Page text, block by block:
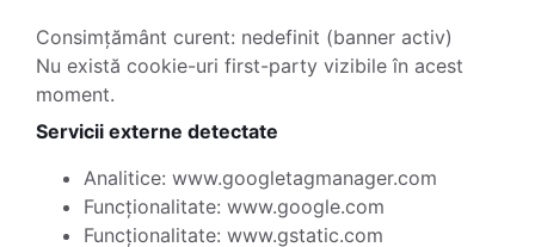
Consimțământ curent: nedefinit (banner activ)
Nu există cookie-uri first-party vizibile în acest
moment.
Servicii externe detectate
Analitice: www.googletagmanager.com
Funcționalitate: www.google.com
Funcționalitate: www.gstatic.com